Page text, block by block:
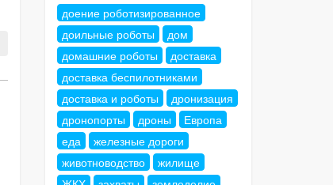
доение роботизированное
доильные роботы
дом
домашние роботы
доставка
доставка беспилотниками
доставка и роботы
дронизация
дронопорты
дроны
Европа
еда
железные дороги
животноводство
жилище